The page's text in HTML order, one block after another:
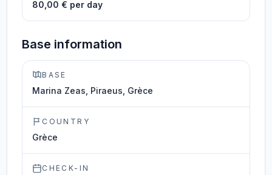
80,00 € per day
Base information
BASE
Marina Zeas, Piraeus, Grèce
COUNTRY
Grèce
CHECK-IN